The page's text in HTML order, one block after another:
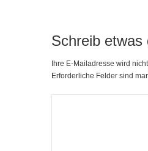
Schreib etwas
Ihre E-Mailadresse wird
Erforderliche Felder sind